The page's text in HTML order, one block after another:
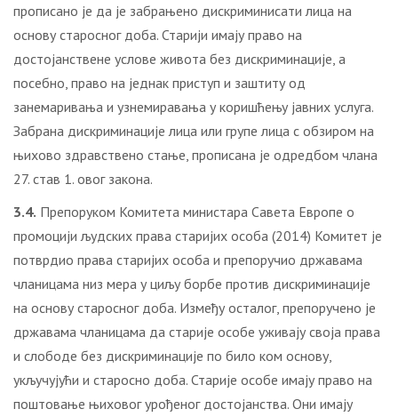
прописано је да је забрањено дискриминисати лица на
основу старосног доба. Старији имају право на
достојанствене услове живота без дискриминације, а
посебно, право на једнак приступ и заштиту од
занемаривања и узнемиравања у коришћењу јавних услуга.
Забрана дискриминације лица или групе лица с обзиром на
њихово здравствено стање, прописана је одредбом члана
27. став 1. овог закона.
3.4. Препоруком Комитета министара Савета Европе o
промоцији људских права старијих особа (2014) Комитет је
потврдио права старијих особа и препоручио државама
чланицама низ мера у циљу борбе против дискриминације
на основу старосног доба. Између осталог, препоручено је
државама чланицама да старије особе уживају своја права
и слободе без дискриминације по било ком основу,
укључујући и старосно доба. Старије особе имају право на
поштовање њиховог урођеног достојанства. Они имају